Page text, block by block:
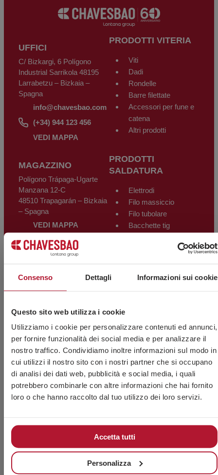
Consenso Dettagli Informazioni sui cookie
Questo sito web utilizza i cookie
Utilizziamo i cookie per personalizzare contenuti ed annunci,
per fornire funzionalità dei social media e per analizzare il
nostro traffico. Condividiamo inoltre informazioni sul modo in
cui utilizzi il nostro sito con i nostri partner che si occupano
di analisi dei dati web, pubblicità e social media, i quali
potrebbero combinarle con altre informazioni che hai fornito
loro o che hanno raccolto dal tuo utilizzo dei loro servizi.
Accetta tutti
Personalizza
Sarrikola. 48195 Larrabetzu - Bizkaia – Spagna oppure tramite email a:
info@chavesbao.com.
UFFICI
C/ Bizkargi, 6 Polígono
Industrial Sarrikola 48195
Larrabetzu – Bizkaia –
Spagna
info@chavesbao.com
(+34) 944 123 456
VEDI MAPPA
MAGAZZINO
Polígono Trápaga-Ugarte
Manzana 12-C
48510 Trapagarán – Bizkaia
– Spagna
VEDI MAPPA
PRODOTTI VITERIA
Viti
Dadi
Rondelle
Barre filettate
Accessori per fune e
catena
Altri prodotti
PRODOTTI
SALDATURA
Elettrodi
Filo massiccio
Filo tubolare
Bacchette tig
© 2026 CHAVES BILBAO, S.L. Tutti i diritti
riservati.
CIF B-
48044473
Condizioni Generali di Vendita
CBAM
Avviso Legale
Informativa sulla Privacy
Politica sui Cookie